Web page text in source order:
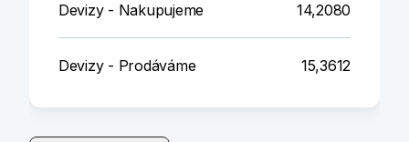
Devizy - Nakupujeme 14,2080
Devizy - Prodáváme 15,3612